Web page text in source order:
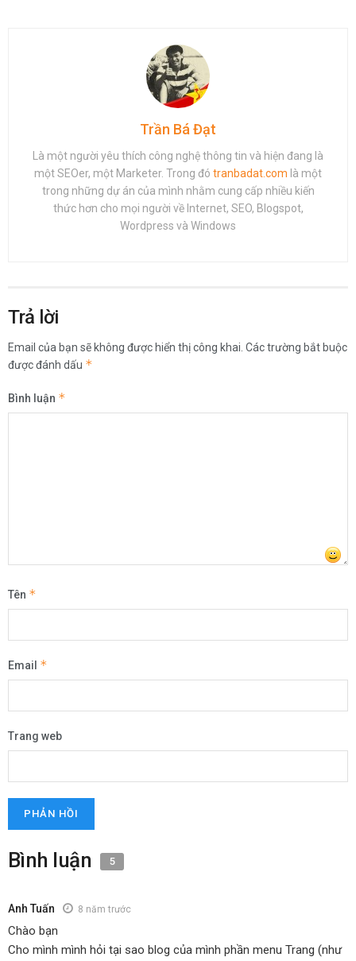
Trần Bá Đạt
Là một người yêu thích công nghệ thông tin và hiện đang là
một SEOer, một Marketer. Trong đó tranbadat.com là một
trong những dự án của mình nhằm cung cấp nhiều kiến
thức hơn cho mọi người về Internet, SEO, Blogspot,
Wordpress và Windows
Trả lời
Email của bạn sẽ không được hiển thị công khai. Các trường bắt buộc
được đánh dấu *
Bình luận *
Tên *
Email *
Trang web
Bình luận 5
Anh Tuấn 8 năm trước
Chào bạn
Cho mình mình hỏi tại sao blog của mình phần menu Trang (như